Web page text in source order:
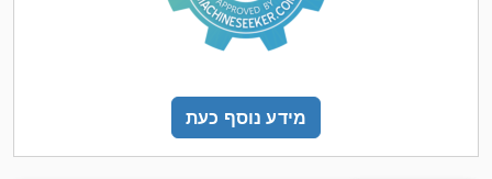
מידע נוסף כעת